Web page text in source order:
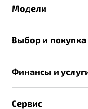
Модели
X70
Выбор и покупка
Спецпредложения и
Записаться на тест-
Финансы и
Сервис